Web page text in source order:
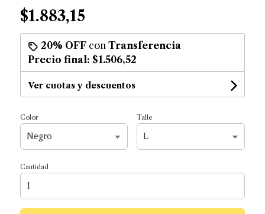
$1.883,15
20% OFFcon Transferencia
Precio final: $1.506,52
Ver cuotas y descuentos
Color Talle
Cantidad